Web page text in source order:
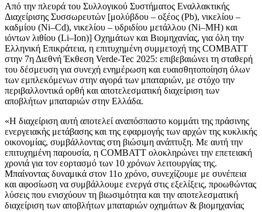
Από την πλευρά του Συλλογικού Συστήματος Εναλλακτικής
Διαχείρισης Συσσωρευτών [μολύβδου – οξέος (Pb), νικελίου –
καδμίου (Ni–Cd), νικελίου – υδριδίου μετάλλου (Ni–MH) και
ιόντων λιθίου (Li–Ion)] Οχημάτων και Βιομηχανίας, για όλη την
Ελληνική Επικράτεια, η επιτυχημένη συμμετοχή της COMBATT
στην 7η Διεθνή Έκθεση Verde-Tec 2025: επιβεβαιώνει τη σταθερή
του δέσμευση για συνεχή ενημέρωση και ευαισθητοποίηση όλων
των εμπλεκόμενων στην αγορά των μπαταριών, με στόχο την
περιβαλλοντικά ορθή και αποτελεσματική διαχείριση των
αποβλήτων μπαταριών στην Ελλάδα.
«Η διαχείριση αυτή αποτελεί αναπόσπαστο κομμάτι της πράσινης
ενεργειακής μετάβασης και της εφαρμογής των αρχών της κυκλικής
οικονομίας, συμβάλλοντας στη βιώσιμη ανάπτυξη. Με αυτή την
επιτυχημένη παρουσία, η COMBATT ολοκληρώνει την επετειακή
χρονιά για τον εορτασμό των 10 χρόνων λειτουργίας της.
Μπαίνοντας δυναμικά στον 11ο χρόνο, συνεχίζουμε με συνέπεια
και αφοσίωση να συμβάλλουμε ενεργά στις εξελίξεις, προωθώντας
λύσεις που ενισχύουν τη βιωσιμότητα και την αποτελεσματική
διαχείριση των αποβλήτων μπαταριών οχημάτων & βιομηχανίας